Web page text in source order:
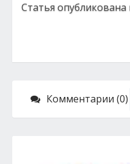
Статья опубликована
Комментарии (0)